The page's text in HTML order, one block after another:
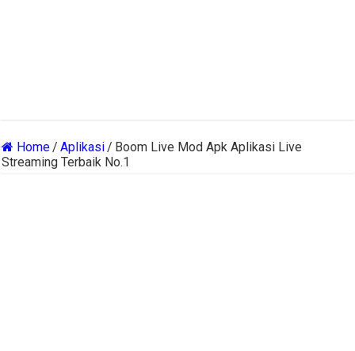
Home/ Aplikasi/ Boom Live Mod Apk Aplikasi Live
Streaming Terbaik No.1